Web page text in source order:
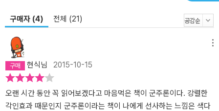
구매자 (4) 전체 (21)
현식님 2015-10-15
오랜 시간 동안 꼭 읽어보겠다고 마음먹은 책이 군주론이다. 강렬한
각인효과 때문인지 군주론이라는 책이 나에게 선사하는 느낌은 색다